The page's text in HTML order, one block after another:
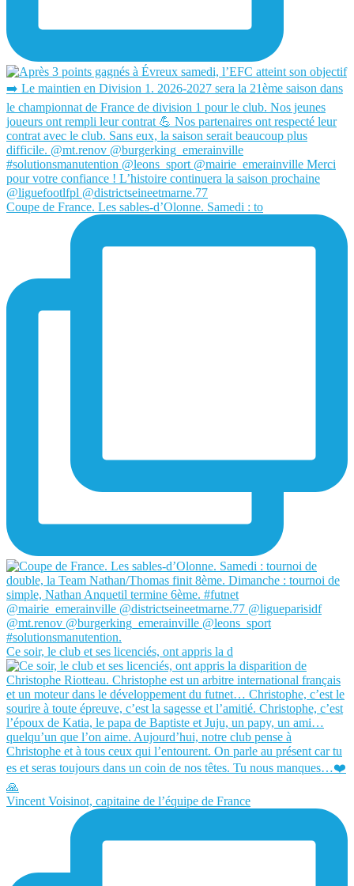
Coupe de France. Les sables-d’Olonne. Samedi : to
Ce soir, le club et ses licenciés, ont appris la d
Vincent Voisinot, capitaine de l’équipe de France